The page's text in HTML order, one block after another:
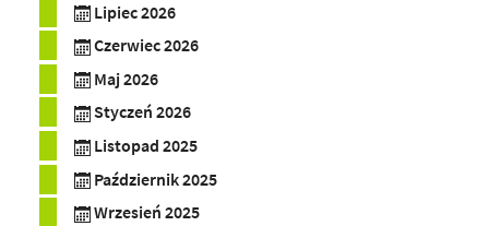
Lipiec 2026
Czerwiec 2026
Maj 2026
Styczeń 2026
Listopad 2025
Październik 2025
Wrzesień 2025